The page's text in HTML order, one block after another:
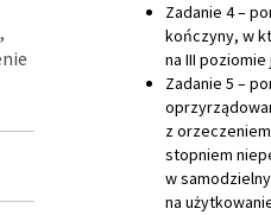
Zadanie 4 –
kończyny, w
na III
Zadanie 5 –
z
stopniem
w
na